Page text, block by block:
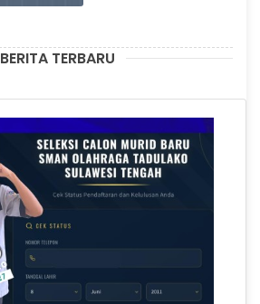
BERITA TERBARU